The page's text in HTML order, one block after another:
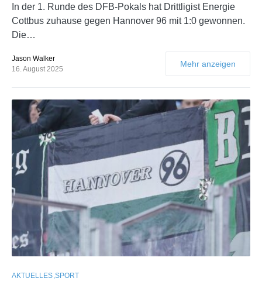
In der 1. Runde des DFB-Pokals hat Drittligist Energie
Cottbus zuhause gegen Hannover 96 mit 1:0 gewonnen.
Die…
Jason Walker
16. August 2025
Mehr anzeigen
AKTUELLES SPORT